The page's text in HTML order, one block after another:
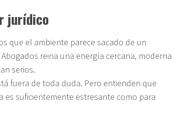
jurídico
que el ambiente parece sacado de un
reina una energía cercana, moderna
serios.
fuera de toda duda. Pero entienden que
suficientemente estresante como para